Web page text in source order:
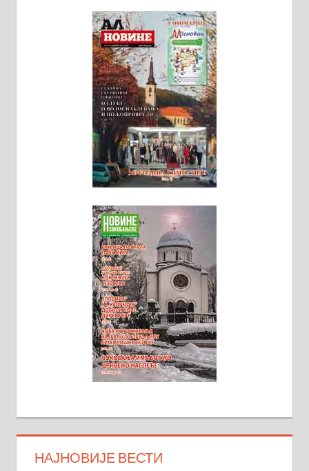
НАЈНОВИЈЕ ВЕСТИ